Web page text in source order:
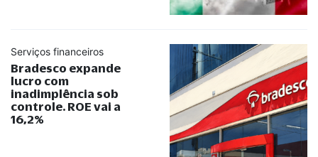
Serviços financeiros
Bradesco expande
lucro com
inadimplência sob
controle. ROE vai a
16,2%